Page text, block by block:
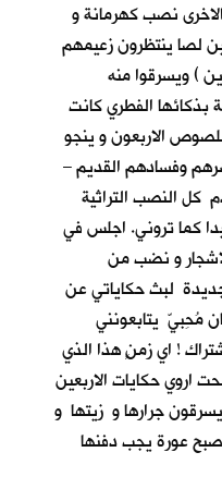
نصب كهرمانة و
لصا ينتظرون زعيمهم
) ويسرقوا منه
بذكائها الفطري كانت
الاربعون و ينجو
وفسادهم القديم –
كل النصب التراثية
كما تروني. اجلس في
و نضب من
لبث حكاياتي عن
مُحِبيّ يتابعونني
! اي زمنٍ هذا الذي
اروي حكايات الاربعين
جرارها و زيتها و
عورة يجب دفنها